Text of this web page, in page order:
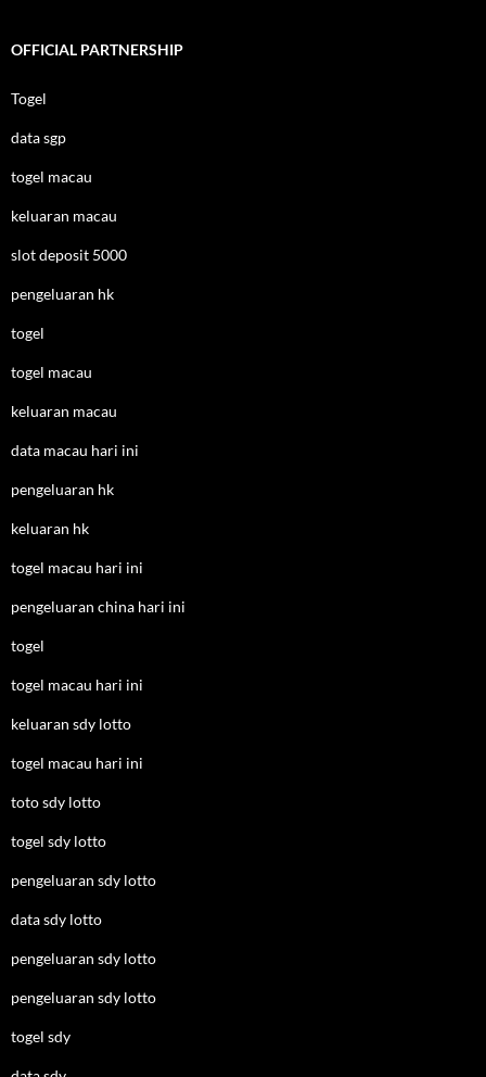
OFFICIAL PARTNERSHIP
Togel
data sgp
togel macau
keluaran macau
slot deposit 5000
pengeluaran hk
togel
togel macau
keluaran macau
data macau hari ini
pengeluaran hk
keluaran hk
togel macau hari ini
pengeluaran china hari ini
togel
togel macau hari ini
keluaran sdy lotto
togel macau hari ini
toto sdy lotto
togel sdy lotto
pengeluaran sdy lotto
data sdy lotto
pengeluaran sdy lotto
pengeluaran sdy lotto
togel sdy